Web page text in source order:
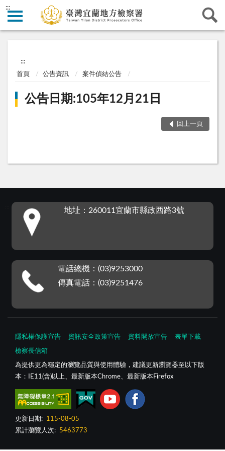
:::
:::
首頁 公告資訊 案件偵結公告
公告日期:105年12月21日
回上一頁
地址：260011宜蘭市縣政西路3號
電話總機：(03)9253000
傳真電話：(03)9251476
隱私權保護宣告 資訊安全政策宣告 資料開放宣告 表單下載
檢察長信箱
為提供更為穩定的瀏覽品質與使用體驗，建議更新瀏覽器至以下版
本：IE11(含)以上、最新版本Chrome、最新版本Firefox
更新日期:
115-08-05
累計瀏覽人次:
5463773